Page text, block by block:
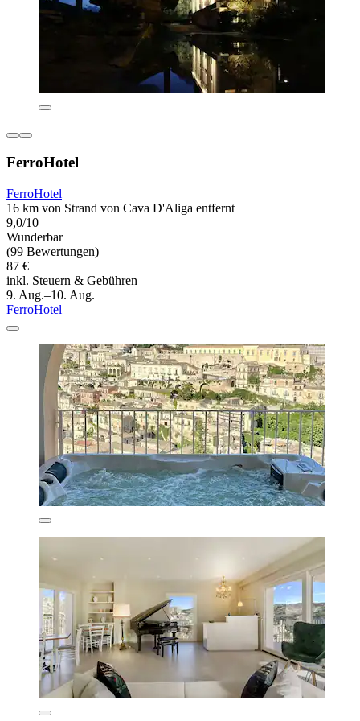
FerroHotel
FerroHotel
16 km von Strand von Cava D'Aliga entfernt
9,0/10
Wunderbar
(99 Bewertungen)
87 €
inkl. Steuern & Gebühren
9. Aug.–10. Aug.
FerroHotel